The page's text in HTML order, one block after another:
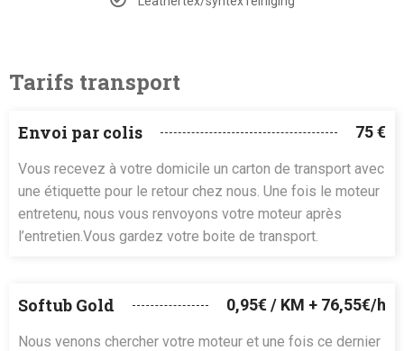
Tarifs transport
Envoi par colis 75 €
Vous recevez à votre domicile un carton de transport avec
une étiquette pour le retour chez nous. Une fois le moteur
entretenu, nous vous renvoyons votre moteur après
l’entretien.Vous gardez votre boite de transport.
Softub Gold 0,95€ / KM + 76,55€/h
Nous venons chercher votre moteur et une fois ce dernier